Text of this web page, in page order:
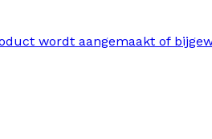
wordt aangemaakt of